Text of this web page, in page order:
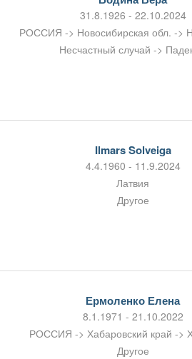
31.8.1926 - 22.10.2024
РОССИЯ -> Новосибирская обл. ->
Несчастный случай ->
Ilmars Solveiga
4.4.1960 - 11.9.2024
Латвия
Другое
Ермоленко Елена
8.1.1971 - 21.10.2022
РОССИЯ -> Хабаровский край ->
Другое